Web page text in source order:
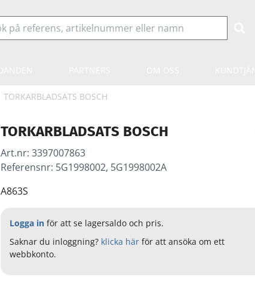
TORKARBLADSATS BOSCH
TORKARBLADSATS BOSCH
Art.nr: 3397007863
Referensnr: 5G1998002, 5G1998002A
A863S
Logga inför att se lagersaldo och pris.
Saknar du inloggning? klicka härför att ansöka om ett
webbkonto.